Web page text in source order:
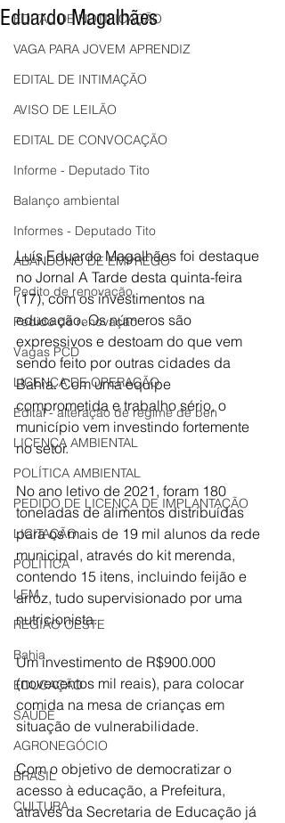
EDITAL DE NOTIFICAÇÃO
VAGA PARA JOVEM APRENDIZ
EDITAL DE INTIMAÇÃO
AVISO DE LEILÃO
EDITAL DE CONVOCAÇÃO
Informe - Deputado Tito
Balanço ambiental
Informes - Deputado Tito
ABANDONO DE EMPREGO
Pedito de renovação
Pedido de renovação
Vagas PCD
LICENÇA DE OPERAÇÃO
Edital - alteração de regime de ben
LICENÇA AMBIENTAL
POLÍTICA AMBIENTAL
PEDIDO DE LICENÇA DE IMPLANTAÇÃO
LICITAÇÃO
POLÍTICA
LEM
REGIÃO OESTE
Bahia
EDUCAÇÃO
SAÚDE
AGRONEGÓCIO
BRASIL
CULTURA
Eduardo Magalhães
Luís Eduardo Magalhães foi destaque
no Jornal A Tarde desta quinta-feira
(17), com os investimentos na
educação. Os números são
expressivos e destoam do que vem
sendo feito por outras cidades da
Bahia. Com uma equipe
comprometida e trabalho sério, o
município vem investindo fortemente
no setor.
No ano letivo de 2021, foram 180
toneladas de alimentos distribuídas
para os mais de 19 mil alunos da rede
municipal, através do kit merenda,
contendo 15 itens, incluindo feijão e
arroz, tudo supervisionado por uma
nutricionista.
Um investimento de R$900.000
(novecentos mil reais), para colocar
comida na mesa de crianças em
situação de vulnerabilidade.
Com o objetivo de democratizar o
acesso à educação, a Prefeitura,
através da Secretaria de Educação já